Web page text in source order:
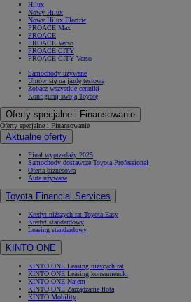
Hilux
Nowy Hilux
Nowy Hilux Electric
PROACE Max
PROACE
PROACE Verso
PROACE CITY
PROACE CITY Verso
Samochody używane
Umów się na jazdę testową
Zobacz wszystkie cenniki
Konfiguruj swoją Toyotę
Oferty specjalne i Finansowanie
Oferty specjalne i Finansowanie
Aktualne oferty
Finał wyprzedaży 2025
Samochody dostawcze Toyota Professional
Oferta biznesowa
Auta używane
Toyota Financial Services
Kredyt niższych rat Toyota Easy
Kredyt standardowy
Leasing standardowy
KINTO ONE
KINTO ONE Leasing niższych rat
KINTO ONE Leasing konsumencki
KINTO ONE Najem
KINTO ONE Zarządzanie flotą
KINTO Mobility